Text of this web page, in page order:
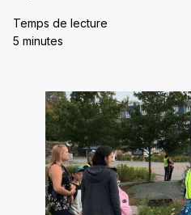
Temps de lecture
5 minutes